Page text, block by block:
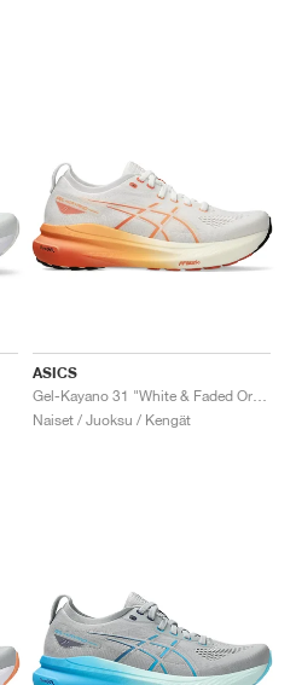
ASICS
Naiset / Juoksu / Kengät